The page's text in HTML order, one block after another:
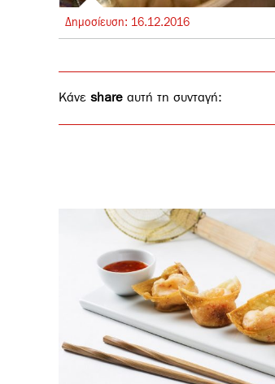
Δημοσίευση: 16.12.2016
Κάνε share αυτή τη συνταγή: